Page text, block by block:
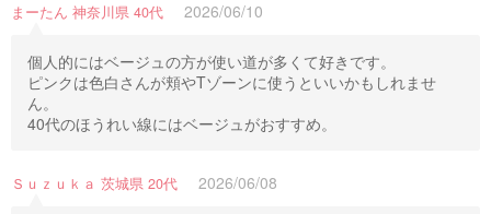
まーたん 神奈川県 40代 2026/06/10
個人的にはベージュの方が使い道が多くて好きです。
ピンクは色白さんが頬やTゾーンに使うといいかもしれませ
ん。
40代のほうれい線にはベージュがおすすめ。
Ｓｕｚｕｋａ 茨城県 20代 2026/06/08